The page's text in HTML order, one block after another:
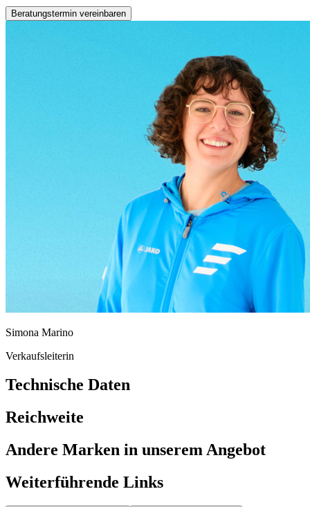
Beratungstermin vereinbaren
Simona Marino
Verkaufsleiterin
Technische Daten
Reichweite
Andere Marken in unserem Angebot
Weiterführende Links